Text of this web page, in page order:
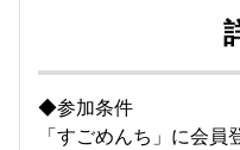
◆参加条件
「すごめんち」に会